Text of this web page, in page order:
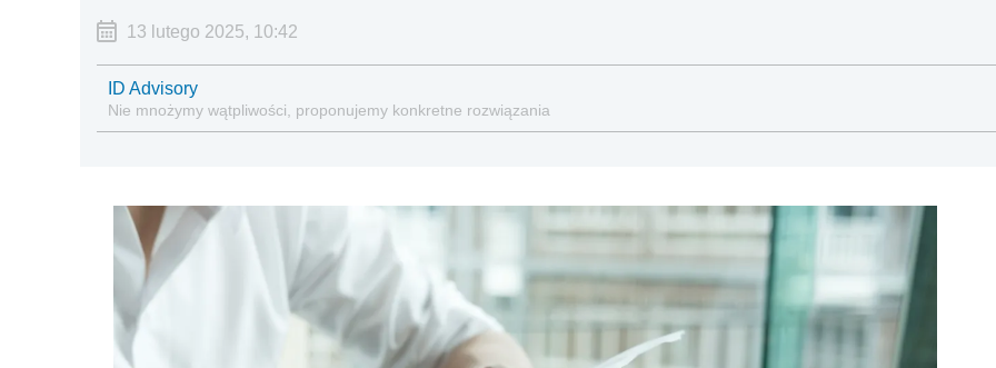
13 lutego 2025, 10:42
ID Advisory
Nie mnożymy wątpliwości, proponujemy konkretne rozwiązania